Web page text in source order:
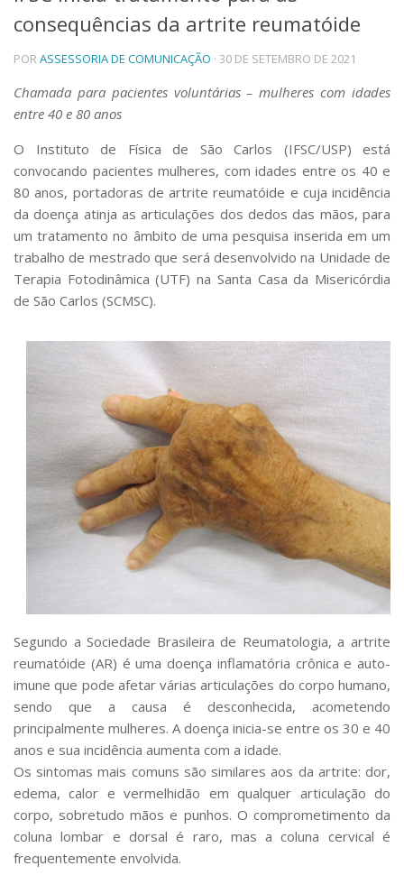
Telefones e Mapas
Pessoas
Ensino
Graduação
Pós-Graduação
Cursos de Extensão
Pesquisa e Inovação
Linhas de Pesquisa
Centros, Núcleos e Projetos em Rede
Pós-doutorado
Iniciação Científica
Transferência de Tecnologia
Empresas Juniores
Projetos, Programas e Cursos
Artes, Cultura e Esportes
Museus e Espaços Interativos
Serviços
Bibliotecas
Apoio ao Estudante
Segurança, Trânsito e Prevenção
RH, Administrativo e Financeiro
Outros serviços
Comunicação
Assessorias e Mídias
Defesa de Teses
consequências da artrite reumatóide
PORASSESSORIA DE COMUNICAÇÃO · 30 DE SETEMBRO DE 2021
Chamada para pacientes voluntárias – mulheres com idades
entre 40 e 80 anos
O Instituto de Física de São Carlos (IFSC/USP) está
convocando pacientes mulheres, com idades entre os 40 e
80 anos, portadoras de artrite reumatóide e cuja incidência
da doença atinja as articulações dos dedos das mãos, para
um tratamento no âmbito de uma pesquisa inserida em um
trabalho de mestrado que será desenvolvido na Unidade de
Terapia Fotodinâmica (UTF) na Santa Casa da Misericórdia
de São Carlos (SCMSC).
Segundo a Sociedade Brasileira de Reumatologia, a artrite
reumatóide (AR) é uma doença inflamatória crônica e auto-
imune que pode afetar várias articulações do corpo humano,
sendo que a causa é desconhecida, acometendo
principalmente mulheres. A doença inicia-se entre os 30 e 40
anos e sua incidência aumenta com a idade.
Os sintomas mais comuns são similares aos da artrite: dor,
edema, calor e vermelhidão em qualquer articulação do
corpo, sobretudo mãos e punhos. O comprometimento da
coluna lombar e dorsal é raro, mas a coluna cervical é
frequentemente envolvida.